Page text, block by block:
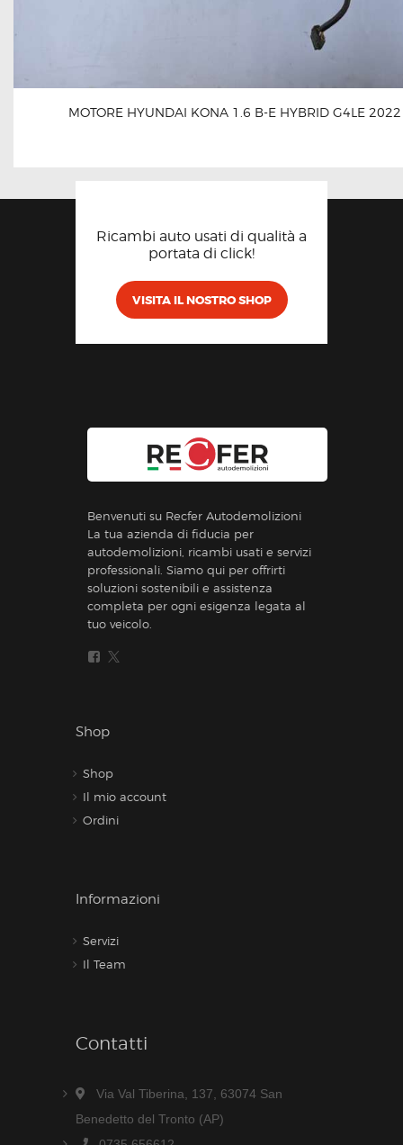
MOTORE HYUNDAI KONA 1.6 B-E HYBRID G4LE
Ricambi auto usati di qualità a
portata di click!
VISITA IL NOSTRO SHOP
Benvenuti su Recfer Autodemolizioni
La tua azienda di fiducia per
autodemolizioni, ricambi usati e servizi
professionali. Siamo qui per offrirti
soluzioni sostenibili e assistenza
completa per ogni esigenza legata al
tuo veicolo.
Shop
Shop
Il mio account
Ordini
Informazioni
Servizi
Il Team
Contatti
Via Val Tiberina, 137, 63074 San
Benedetto del Tronto (AP)